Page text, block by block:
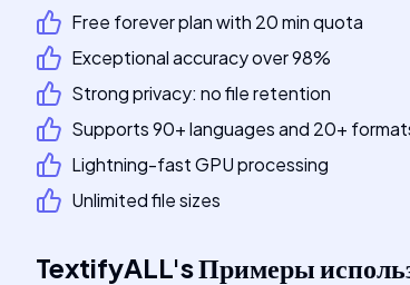
Free forever plan with 20 min quota
Exceptional accuracy over 98%
Strong privacy: no file retention
Supports 90+ languages and 20+
Lightning-fast GPU processing
Unlimited file sizes
TextifyALL'sПримеры